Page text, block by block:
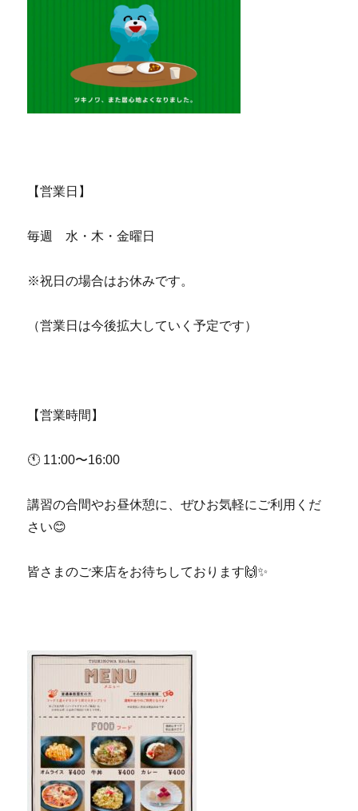
【営業日】
毎週 水・木・金曜日
※祝日の場合はお休みです。
（営業日は今後拡大していく予定です）
【営業時間】
🕚 11:00〜16:00
講習の合間やお昼休憩に、ぜひお気軽にご利用くだ
さい😊
皆さまのご来店をお待ちしております🙌✨